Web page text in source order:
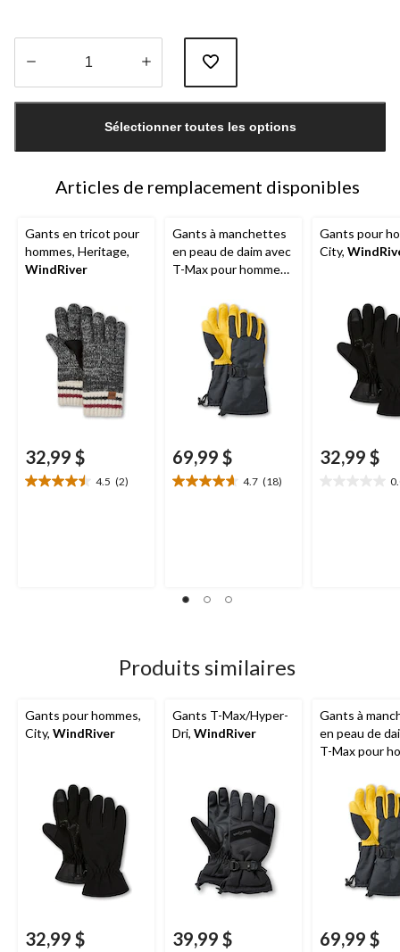
jour
Sélectionner toutes les options
Articles de remplacement disponibles
Gants en tricot pour
hommes, Heritage,
WindRiver
32,99 $
4.5 (2)
4.5
Gants à manchettes
en peau de daim avec
T-Max pour hommes,
69,99 $
4.7 (18)
4.7
Gants pour
City,
32,99 $
Produits similaires
Gants pour hommes,
City, WindRiver
32,99 $
Gants T-Max/Hyper-
Dri, WindRiver
39,99 $
Gants à
en peau de
T-Max pour
69,99 $